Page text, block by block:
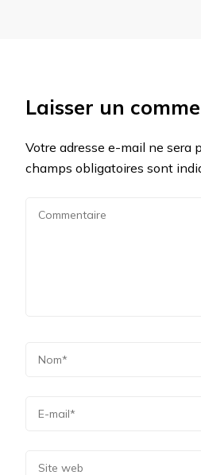
Laisser un
Votre adresse e-mail ne sera
champs obligatoires sont